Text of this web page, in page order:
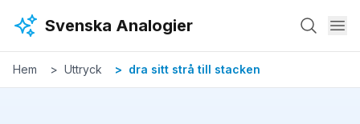
Svenska Analogier
Hem Uttryck dra sitt strå till stacken